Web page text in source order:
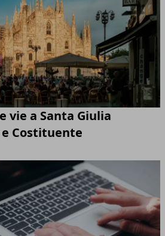
vie a Santa Giulia
Costituente